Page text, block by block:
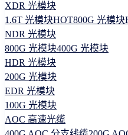
XDR 光模块
1.6T 光模块HOT800G 光模块
NDR 光模块
800G 光模块400G 光模块
HDR 光模块
200G 光模块
EDR 光模块
100G 光模块
AOC 高速光缆